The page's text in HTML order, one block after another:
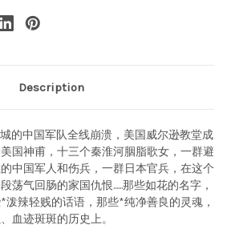
Description
的中国军队全线崩溃，美国威尔逊教堂成
国神甫，十三个秦淮河胭脂歌女，一群避
中国军人和伤兵，一群日本官兵，在这个
荡气回肠的家国仇恨......那些如花的名字，
辣轻贱的话语，那些*纯净善良的灵魂，
血迹斑斑的历史上。